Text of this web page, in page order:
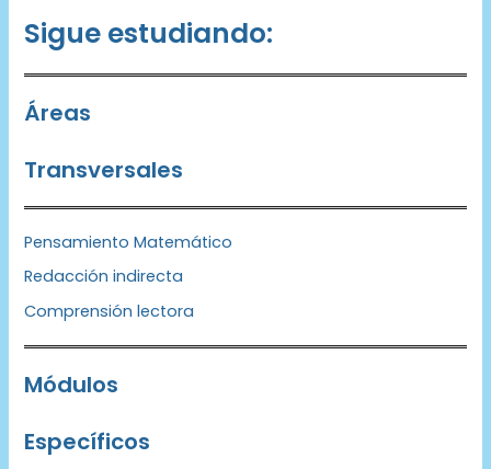
Sigue estudiando:
Áreas
Transversales
Pensamiento Matemático
Redacción indirecta
Comprensión lectora
Módulos
Específicos